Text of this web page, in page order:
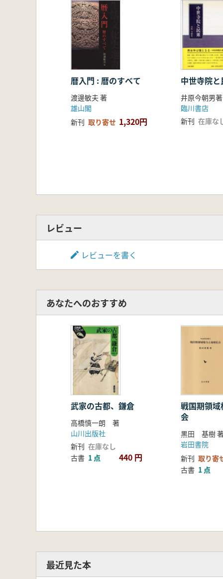
暦入門 : 暦のすべて
渡邊敏夫 著
雄山閣
新刊 取り寄せ 1,320円
中世寺院と
井原今朝男著
臨川書店
新刊 在庫な
レビュー
レビューを書く
あなたへのおすすめ
武家の古都、鎌倉
高橋慎一朗 著
山川出版社
新刊 在庫なし
古書 1 点 440 円
戦国期領
会
黒田 基樹
岩田書院
新刊 取り寄
古書 1 点
最近見た本